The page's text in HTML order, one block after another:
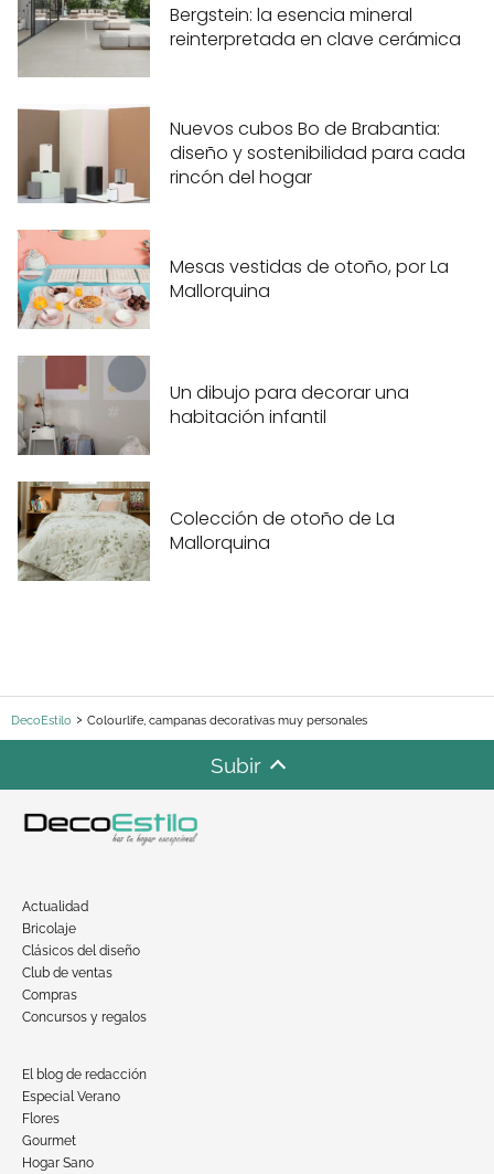
Bergstein: la esencia mineral
reinterpretada en clave cerámica
Nuevos cubos Bo de Brabantia:
diseño y sostenibilidad para cada
rincón del hogar
Mesas vestidas de otoño, por La
Mallorquina
Un dibujo para decorar una
habitación infantil
Colección de otoño de La
Mallorquina
DecoEstilo Colourlife, campanas decorativas muy personales
Subir
Actualidad
Bricolaje
Clásicos del diseño
Club de ventas
Compras
Concursos y regalos
El blog de redacción
Especial Verano
Flores
Gourmet
Hogar Sano